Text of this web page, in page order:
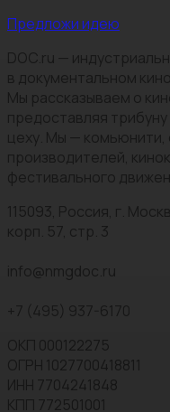
Предложи идею
DOC.ru —
в документальном
Мы рассказываем о
предоставляя
цеху. Мы —
производителей,
фестивального
115093, Россия, г.
корп. 57, стр. 3
info@nmgdoc.ru